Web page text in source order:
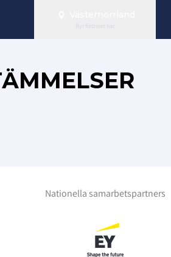
Byt förbund här
Nationella samarbetspartners